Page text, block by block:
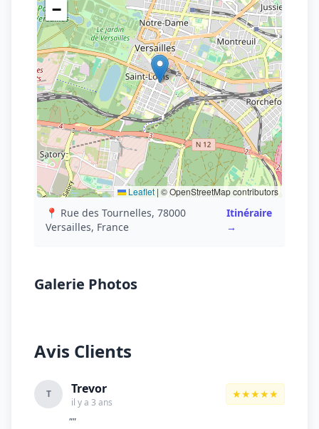
−
Leaflet | © OpenStreetMap contributors
📍 Rue des Tournelles, 78000
Versailles, France
Itinéraire
→
Galerie Photos
Avis Clients
T Trevor
il y a 3 ans
★★★★★
""